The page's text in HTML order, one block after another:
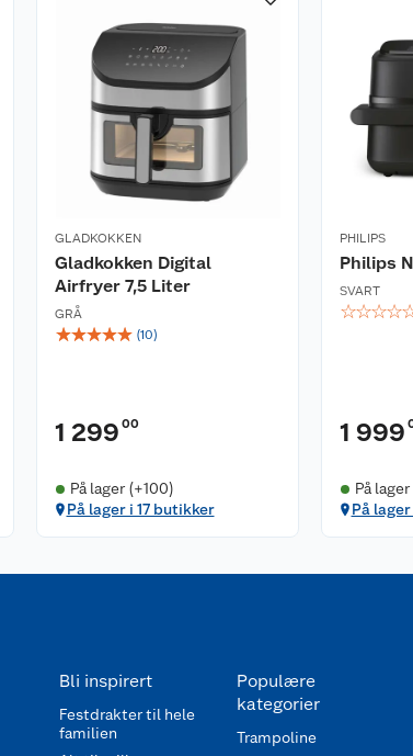
GLADKOKKEN
Gladkokken Digital
Airfryer 7,5 Liter
GRÅ
☆☆☆☆☆ (10)
1 299 00
På lager (+100)
På lager i 17 butikker
PHILIPS
Philips
SVART
☆☆☆☆
1 999
På
På
Bli inspirert
Festdrakter til hele
familien
Populære
kategorier
Trampoline